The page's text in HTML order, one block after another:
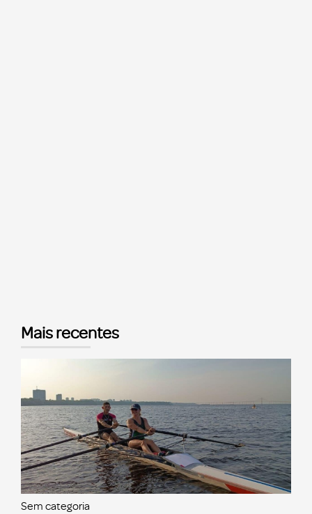
Mais recentes
Sem categoria